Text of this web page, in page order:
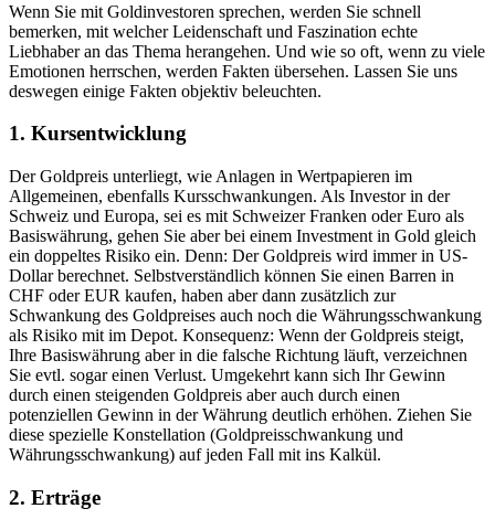
Wenn Sie mit Goldinvestoren sprechen, werden Sie schnell
bemerken, mit welcher Leidenschaft und Faszination echte
Liebhaber an das Thema herangehen. Und wie so oft, wenn zu viele
Emotionen herrschen, werden Fakten übersehen. Lassen Sie uns
deswegen einige Fakten objektiv beleuchten.
1. Kursentwicklung
Der Goldpreis unterliegt, wie Anlagen in Wertpapieren im
Allgemeinen, ebenfalls Kursschwankungen. Als Investor in der
Schweiz und Europa, sei es mit Schweizer Franken oder Euro als
Basiswährung, gehen Sie aber bei einem Investment in Gold gleich
ein doppeltes Risiko ein. Denn: Der Goldpreis wird immer in US-
Dollar berechnet. Selbstverständlich können Sie einen Barren in
CHF oder EUR kaufen, haben aber dann zusätzlich zur
Schwankung des Goldpreises auch noch die Währungsschwankung
als Risiko mit im Depot. Konsequenz: Wenn der Goldpreis steigt,
Ihre Basiswährung aber in die falsche Richtung läuft, verzeichnen
Sie evtl. sogar einen Verlust. Umgekehrt kann sich Ihr Gewinn
durch einen steigenden Goldpreis aber auch durch einen
potenziellen Gewinn in der Währung deutlich erhöhen. Ziehen Sie
diese spezielle Konstellation (Goldpreisschwankung und
Währungsschwankung) auf jeden Fall mit ins Kalkül.
2. Erträge